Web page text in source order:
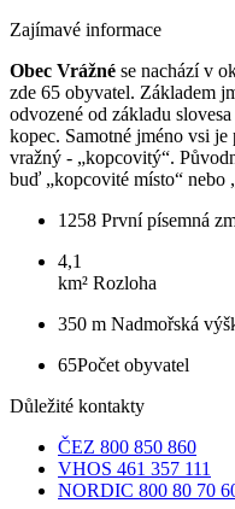
Zajímavé informace
Obec Vrážné se nachází v
zde 65 obyvatel. Základem
odvozené od základu
kopec. Samotné jméno vsi
vražný - „kopcovitý“.
buď „kopcovité místo“ nebo
1258 První písemná
4,1
km² Rozloha
350 m Nadmořská
65Počet obyvatel
Důležité kontakty
ČEZ 800 850 860
VHOS 461 357 111
NORDIC 800 80 70